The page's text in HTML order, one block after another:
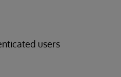
users